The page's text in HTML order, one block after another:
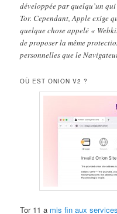
développée par quelqu’un
Tor. Cependant, Apple exige
quelque chose appelé «
de proposer la même
personnelles que le
OÙ EST ONION V2 ?
Tor 11 a mis fin aux